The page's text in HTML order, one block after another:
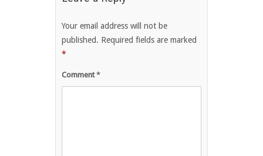
Your email address will not be
published. Required fields are marked
*
Comment*